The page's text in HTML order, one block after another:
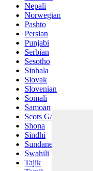
Nepali
Norwegian
Pashto
Persian
Punjabi
Serbian
Sesotho
Sinhala
Slovak
Slovenian
Somali
Samoan
Scots Gaelic
Shona
Sindhi
Sundanese
Swahili
Tajik